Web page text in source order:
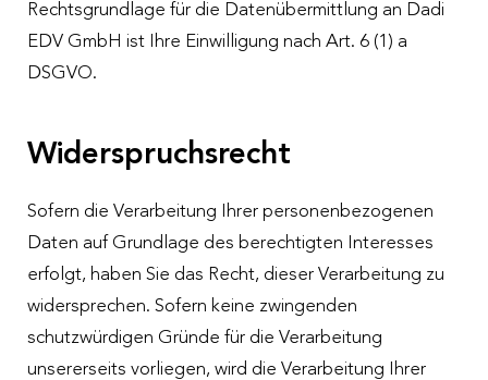
Rechtsgrundlage für die Datenübermittlung an Dadi
EDV GmbH ist Ihre Einwilligung nach Art. 6 (1) a
DSGVO.
Widerspruchsrecht
Sofern die Verarbeitung Ihrer personenbezogenen
Daten auf Grundlage des berechtigten Interesses
erfolgt, haben Sie das Recht, dieser Verarbeitung zu
widersprechen. Sofern keine zwingenden
schutzwürdigen Gründe für die Verarbeitung
unsererseits vorliegen, wird die Verarbeitung Ihrer